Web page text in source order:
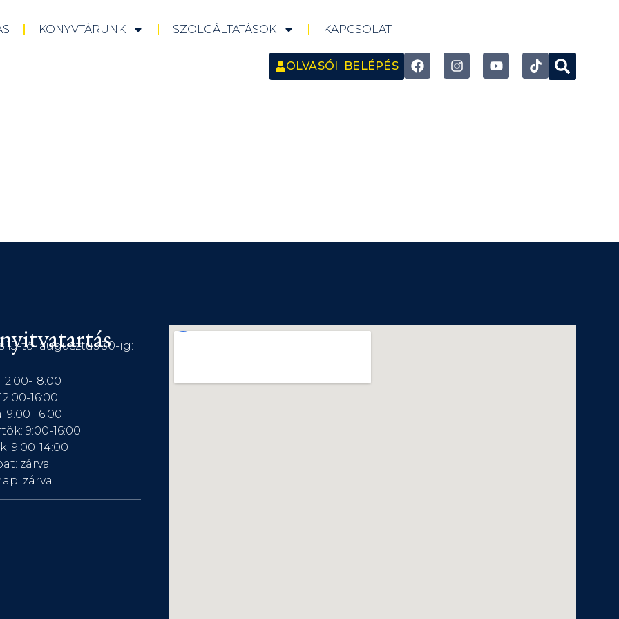
KÖNYVTÁRUNK SZOLGÁLTATÁSOK KAPCSOLAT
OLVASÓI BELÉPÉS
15-től augusztus 30-ig:
18:00
16:00
9:00-16:00
9:00-16:00
9:00-14:00
zárva
zárva